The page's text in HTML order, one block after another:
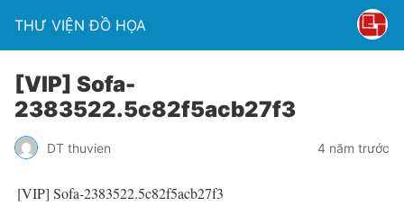
THƯ VIỆN ĐỒ HỌA
[VIP] Sofa-
2383522.5c82f5acb27f3
DT thuvien 4 năm trước
[VIP] Sofa-2383522.5c82f5acb27f3